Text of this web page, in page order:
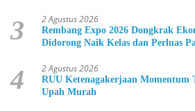
3 2 Agustus 2026
Rembang Expo 2026 Dongkrak
Didorong Naik Kelas dan Perluas
4 2 Agustus 2026
RUU Ketenagakerjaan Momentum
Upah Murah